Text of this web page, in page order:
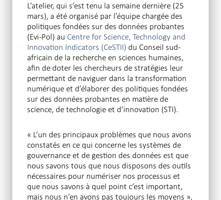
L’atelier, qui s’est tenu la semaine dernière (25
mars), a été organisé par l’équipe chargée des
politiques fondées sur des données probantes
(Evi-Pol) au Centre for Science, Technology and
Innovation Indicators (CeSTII) du Conseil sud-
africain de la recherche en sciences humaines,
afin de doter les chercheurs de stratégies leur
permettant de naviguer dans la transformation
numérique et d’élaborer des politiques fondées
sur des données probantes en matière de
science, de technologie et d’innovation (STI).
« L’un des principaux problèmes que nous avons
constatés en ce qui concerne les systèmes de
gouvernance et de gestion des données est que
nous savons tous que nous disposons des outils
nécessaires pour numériser nos processus et
que nous savons à quel point c’est important,
mais nous n’en avons pas toujours les moyens »,